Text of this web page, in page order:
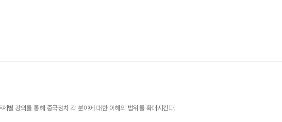
별 강의를 통해 중국정치 각 분야에 대한 이해의 범위를 확대시킨다.